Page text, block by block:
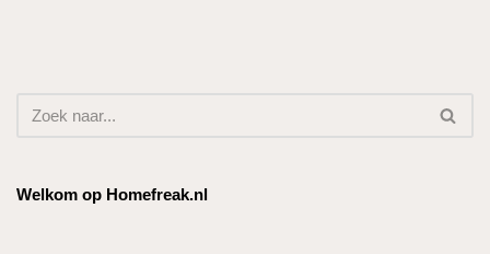
Welkom op Homefreak.nl